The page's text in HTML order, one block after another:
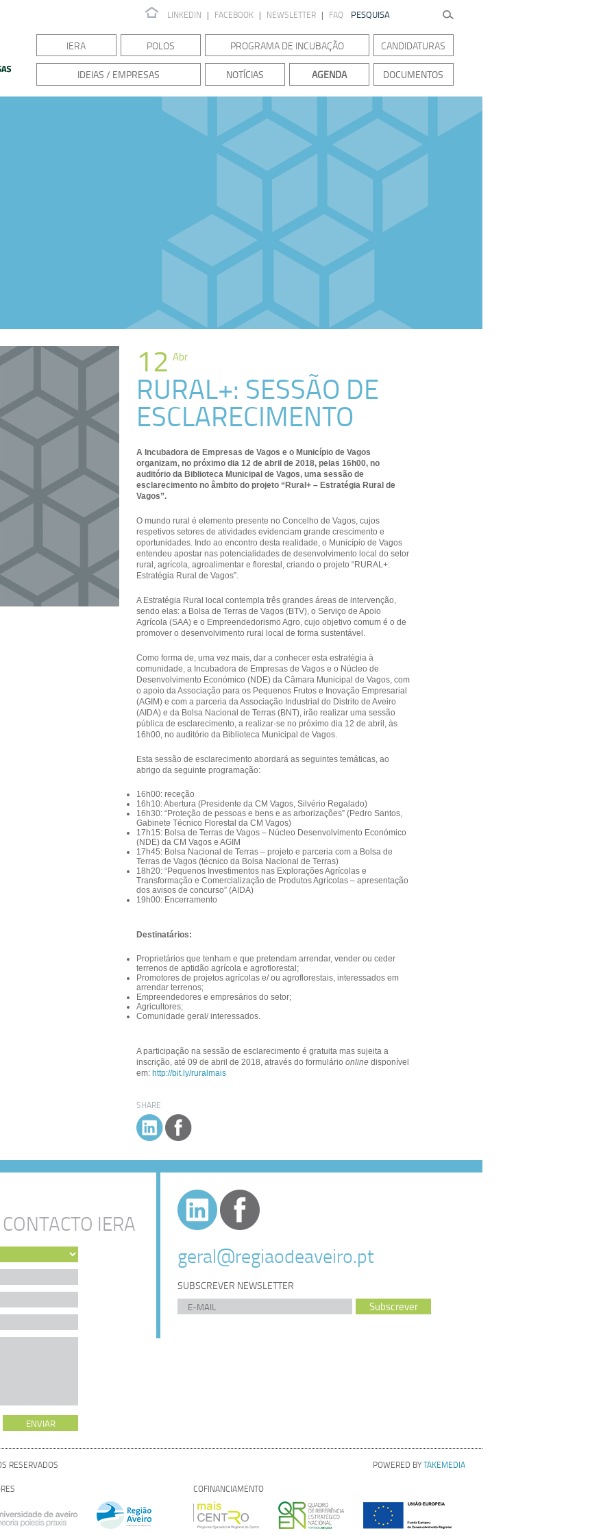
LINKEDIN | FACEBOOK | NEWSLETTER | FAQ
IERA POLOS PROGRAMA DE INCUBAÇÃO CANDIDATURAS
IDEIAS / EMPRESAS NOTÍCIAS AGENDA DOCUMENTOS
12 Abr
RURAL+: SESSÃO DE
ESCLARECIMENTO
A Incubadora de Empresas de Vagos e o Município de Vagos
organizam, no próximo dia 12 de abril de 2018, pelas 16h00, no
auditório da Biblioteca Municipal de Vagos, uma sessão de
esclarecimento no âmbito do projeto “Rural+ – Estratégia Rural de
Vagos”.
O mundo rural é elemento presente no Concelho de Vagos, cujos
respetivos setores de atividades evidenciam grande crescimento e
oportunidades. Indo ao encontro desta realidade, o Município de Vagos
entendeu apostar nas potencialidades de desenvolvimento local do setor
rural, agrícola, agroalimentar e florestal, criando o projeto “RURAL+:
Estratégia Rural de Vagos”.
A Estratégia Rural local contempla três grandes áreas de intervenção,
sendo elas: a Bolsa de Terras de Vagos (BTV), o Serviço de Apoio
Agrícola (SAA) e o Empreendedorismo Agro, cujo objetivo comum é o de
promover o desenvolvimento rural local de forma sustentável.
Como forma de, uma vez mais, dar a conhecer esta estratégia à
comunidade, a Incubadora de Empresas de Vagos e o Núcleo de
Desenvolvimento Económico (NDE) da Câmara Municipal de Vagos, com
o apoio da Associação para os Pequenos Frutos e Inovação Empresarial
(AGIM) e com a parceria da Associação Industrial do Distrito de Aveiro
(AIDA) e da Bolsa Nacional de Terras (BNT), irão realizar uma sessão
pública de esclarecimento, a realizar-se no próximo dia 12 de abril, às
16h00, no auditório da Biblioteca Municipal de Vagos.
Esta sessão de esclarecimento abordará as seguintes temáticas, ao
abrigo da seguinte programação:
16h00: receção
16h10: Abertura (Presidente da CM Vagos, Silvério Regalado)
16h30: “Proteção de pessoas e bens e as arborizações” (Pedro Santos,
Gabinete Técnico Florestal da CM Vagos)
17h15: Bolsa de Terras de Vagos – Núcleo Desenvolvimento Económico
(NDE) da CM Vagos e AGIM
17h45: Bolsa Nacional de Terras – projeto e parceria com a Bolsa de
Terras de Vagos (técnico da Bolsa Nacional de Terras)
18h20: “Pequenos Investimentos nas Explorações Agrícolas e
Transformação e Comercialização de Produtos Agrícolas – apresentação
dos avisos de concurso” (AIDA)
19h00: Encerramento
Destinatários:
Proprietários que tenham e que pretendam arrendar, vender ou ceder
terrenos de aptidão agrícola e agroflorestal;
Promotores de projetos agrícolas e/ ou agroflorestais, interessados em
arrendar terrenos;
Empreendedores e empresários do setor;
Agricultores;
Comunidade geral/ interessados.
A participação na sessão de esclarecimento é gratuita mas sujeita a
inscrição, até 09 de abril de 2018, através do formulário online disponível
em: http://bit.ly/ruralmais
SHARE
IERA
geral@regiaodeaveiro.pt
SUBSCREVER NEWSLETTER
RESERVADOS POWERED BYTAKEMEDIA
COFINANCIAMENTO